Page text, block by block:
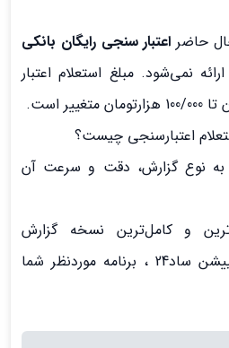
حاضر اعتبار سنجی رایگان بانکی
نمی‌شود. مبلغ استعلام اعتبار
اعتبارسنجی چیست؟
به نوع گزارش، دقت و سرعت آن
و کامل‌ترین نسخه گزارش
اعتبارسنجی هستید اپلیکییشن ساد24 ، برنامه موردنظر شما